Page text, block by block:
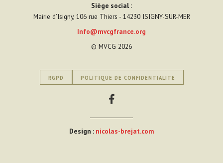
Siège social :
Mairie d’Isigny, 106 rue Thiers - 14230 ISIGNY-SUR-MER
Info@mvcgfrance.org
© MVCG 2026
RGPD POLITIQUE DE CONFIDENTIALITÉ
Design : nicolas-brejat.com